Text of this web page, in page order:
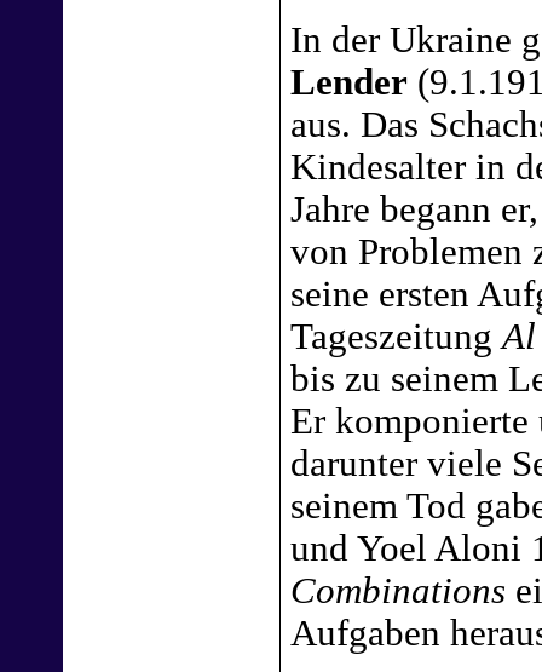
In der Ukraine
Lender
aus. Das
Kindesalter in
Jahre begann
von Problemen
seine ersten
Tageszeitung Al
bis zu seinem
Er komponierte
darunter viele
seinem Tod
und Yoel Aloni
Combinations
Aufgaben